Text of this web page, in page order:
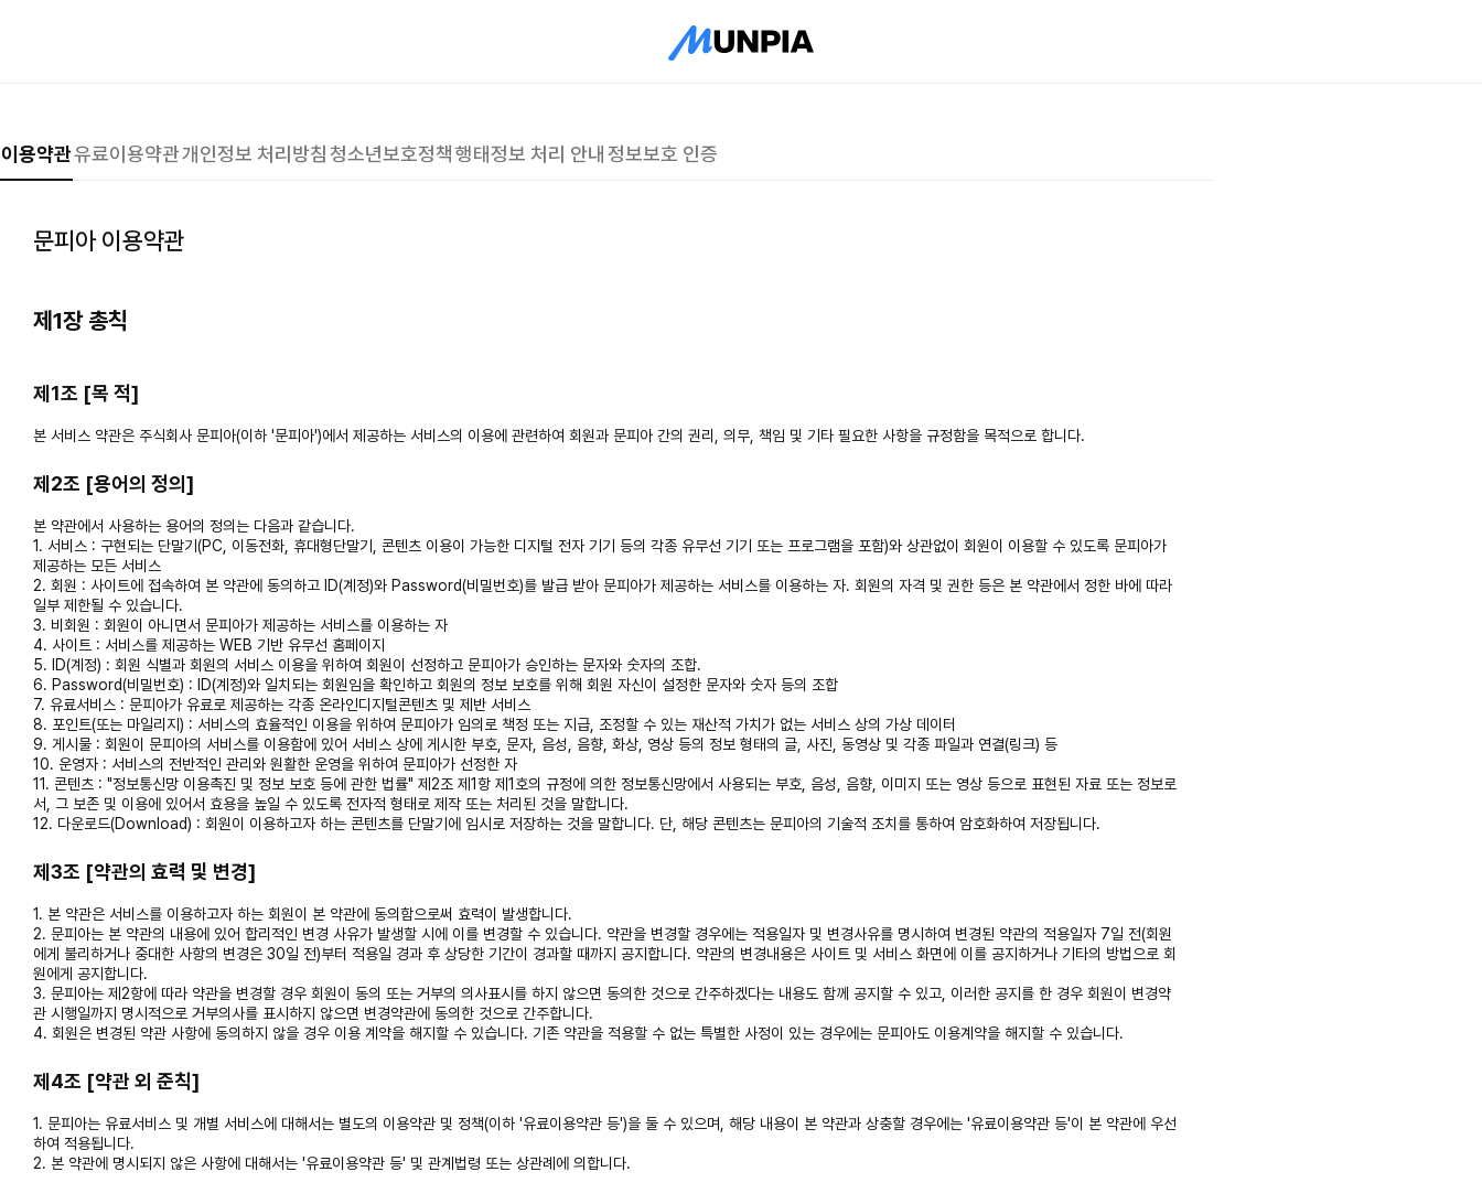
이용약관유료이용약관개인정보 처리방침 청소년보호정책행태정보 처리 안내 정보보호 인증
문피아 이용약관
제1장 총칙
제1조 [목 적]
본 서비스 약관은 주식회사 문피아(이하 '문피아')에서 제공하는 서비스의 이용에 관련하여 회원과 문피아 간의 권리, 의무, 책임 및 기타 필요한 사항을 규정함을 목적으로 합니다.
제2조 [용어의 정의]
본 약관에서 사용하는 용어의 정의는 다음과 같습니다.
1. 서비스 : 구현되는 단말기(PC, 이동전화, 휴대형단말기, 콘텐츠 이용이 가능한 디지털 전자 기기 등의 각종 유무선 기기 또는 프로그램을 포함)와 상관없이 회원이 이용할 수 있도록 문피아가
제공하는 모든 서비스
2. 회원 : 사이트에 접속하여 본 약관에 동의하고 ID(계정)와 Password(비밀번호)를 발급 받아 문피아가 제공하는 서비스를 이용하는 자. 회원의 자격 및 권한 등은 본 약관에서 정한 바에 따라
일부 제한될 수 있습니다.
3. 비회원 : 회원이 아니면서 문피아가 제공하는 서비스를 이용하는 자
4. 사이트 : 서비스를 제공하는 WEB 기반 유무선 홈페이지
5. ID(계정) : 회원 식별과 회원의 서비스 이용을 위하여 회원이 선정하고 문피아가 승인하는 문자와 숫자의 조합.
6. Password(비밀번호) : ID(계정)와 일치되는 회원임을 확인하고 회원의 정보 보호를 위해 회원 자신이 설정한 문자와 숫자 등의 조합
7. 유료서비스 : 문피아가 유료로 제공하는 각종 온라인디지털콘텐츠 및 제반 서비스
8. 포인트(또는 마일리지) : 서비스의 효율적인 이용을 위하여 문피아가 임의로 책정 또는 지급, 조정할 수 있는 재산적 가치가 없는 서비스 상의 가상 데이터
9. 게시물 : 회원이 문피아의 서비스를 이용함에 있어 서비스 상에 게시한 부호, 문자, 음성, 음향, 화상, 영상 등의 정보 형태의 글, 사진, 동영상 및 각종 파일과 연결(링크) 등
10. 운영자 : 서비스의 전반적인 관리와 원활한 운영을 위하여 문피아가 선정한 자
11. 콘텐츠 : "정보통신망 이용촉진 및 정보 보호 등에 관한 법률" 제2조 제1항 제1호의 규정에 의한 정보통신망에서 사용되는 부호, 음성, 음향, 이미지 또는 영상 등으로 표현된 자료 또는 정보로
서, 그 보존 및 이용에 있어서 효용을 높일 수 있도록 전자적 형태로 제작 또는 처리된 것을 말합니다.
12. 다운로드(Download) : 회원이 이용하고자 하는 콘텐츠를 단말기에 임시로 저장하는 것을 말합니다. 단, 해당 콘텐츠는 문피아의 기술적 조치를 통하여 암호화하여 저장됩니다.
제3조 [약관의 효력 및 변경]
1. 본 약관은 서비스를 이용하고자 하는 회원이 본 약관에 동의함으로써 효력이 발생합니다.
2. 문피아는 본 약관의 내용에 있어 합리적인 변경 사유가 발생할 시에 이를 변경할 수 있습니다. 약관을 변경할 경우에는 적용일자 및 변경사유를 명시하여 변경된 약관의 적용일자 7일 전(회원
에게 불리하거나 중대한 사항의 변경은 30일 전)부터 적용일 경과 후 상당한 기간이 경과할 때까지 공지합니다. 약관의 변경내용은 사이트 및 서비스 화면에 이를 공지하거나 기타의 방법으로 회
원에게 공지합니다.
3. 문피아는 제2항에 따라 약관을 변경할 경우 회원이 동의 또는 거부의 의사표시를 하지 않으면 동의한 것으로 간주하겠다는 내용도 함께 공지할 수 있고, 이러한 공지를 한 경우 회원이 변경약
관 시행일까지 명시적으로 거부의사를 표시하지 않으면 변경약관에 동의한 것으로 간주합니다.
4. 회원은 변경된 약관 사항에 동의하지 않을 경우 이용 계약을 해지할 수 있습니다. 기존 약관을 적용할 수 없는 특별한 사정이 있는 경우에는 문피아도 이용계약을 해지할 수 있습니다.
제4조 [약관 외 준칙]
1. 문피아는 유료서비스 및 개별 서비스에 대해서는 별도의 이용약관 및 정책(이하 '유료이용약관 등')을 둘 수 있으며, 해당 내용이 본 약관과 상충할 경우에는 '유료이용약관 등'이 본 약관에 우선
하여 적용됩니다.
2. 본 약관에 명시되지 않은 사항에 대해서는 '유료이용약관 등' 및 관계법령 또는 상관례에 의합니다.